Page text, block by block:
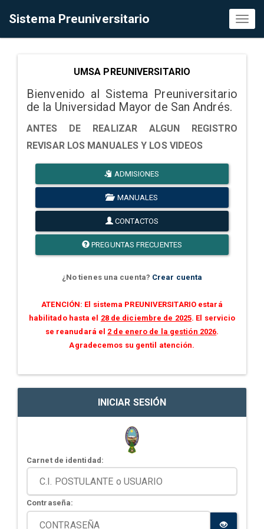
Sistema Preuniversitario
UMSA PREUNIVERSITARIO
Bienvenido al Sistema Preuniversitario
de la Universidad Mayor de San Andrés.
ANTES DE REALIZAR ALGUN REGISTRO
REVISAR LOS MANUALES Y LOS VIDEOS
ADMISIONES
MANUALES
CONTACTOS
PREGUNTAS FRECUENTES
¿No tienes una cuenta? Crear cuenta
ATENCIÓN: El sistema PREUNIVERSITARIO estará
habilitado hasta el 28 de diciembre de 2025. El servicio
se reanudará el 2 de enero de la gestión 2026.
Agradecemos su gentil atención.
INICIAR SESIÓN
Carnet de identidad:
Contraseña: